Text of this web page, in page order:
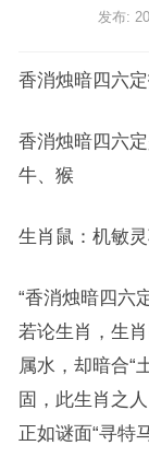
发布:
香消烛暗四六
香消烛暗四六
牛、猴
生肖鼠：机敏
“香消烛暗四六
若论生肖，生
属水，却暗合“
固，此生肖之
正如谜面“寻特